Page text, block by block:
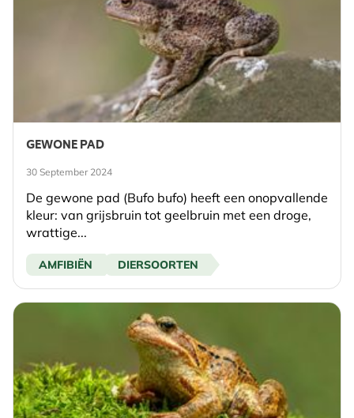
GEWONE PAD
30 September 2024
De gewone pad (Bufo bufo) heeft een onopvallende
kleur: van grijsbruin tot geelbruin met een droge,
wrattige...
AMFIBIËN DIERSOORTEN